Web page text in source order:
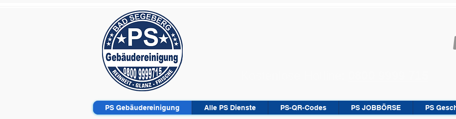
PS Gebäudereinigung Alle PS Dienste PS-QR-Codes PS JOBBÖRSE PS